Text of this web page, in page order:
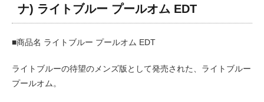
ナ) ライトブルー プールオム EDT
■商品名 ライトブルー プールオム EDT
ライトブルーの待望のメンズ版として発売された、ライトブルー
プールオム。